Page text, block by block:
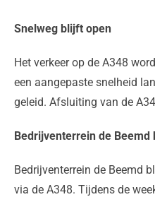
Snelweg blijft open
Het verkeer op de A348
een aangepaste snelheid
geleid. Afsluiting van de
Bedrijventerrein de
Bedrijventerrein de Beemd
via de A348. Tijdens de